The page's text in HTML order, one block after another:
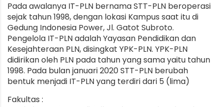
Pada awalanya IT-PLN bernama STT-PLN beroperasi
sejak tahun 1998, dengan lokasi Kampus saat itu di
Gedung Indonesia Power, Jl. Gatot Subroto.
Pengelola IT-PLN adalah Yayasan Pendidikan dan
Kesejahteraan PLN, disingkat YPK-PLN. YPK-PLN
didirikan oleh PLN pada tahun yang sama yaitu tahun
1998. Pada bulan januari 2020 STT-PLN berubah
bentuk menjadi IT-PLN yang terdiri dari 5 (lima)
Fakultas :